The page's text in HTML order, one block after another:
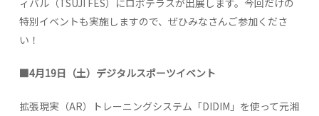
ィバル（TSUJI FES）にロボテラスが出展します。今回だけの
特別イベントも実施しますので、ぜひみなさんご参加くださ
い！
■4月19日（土）デジタルスポーツイベント
拡張現実（AR）トレーニングシステム「DIDIM」を使って元湘